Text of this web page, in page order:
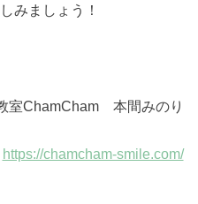
みましょう！
室ChamCham 本間みのり
https://chamcham-smile.com/